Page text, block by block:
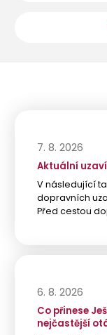
7. 8. 2026
Aktuální
V následující
dopravních
Před cestou
6. 8. 2026
Co přinese
nejčastější